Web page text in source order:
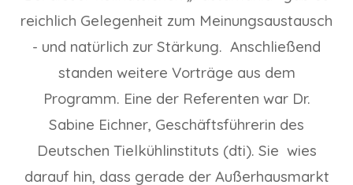
reichlich Gelegenheit zum Meinungsaustausch
- und natürlich zur Stärkung. Anschließend
standen weitere Vorträge aus dem
Programm. Eine der Referenten war Dr.
Sabine Eichner, Geschäftsführerin des
Deutschen Tielkühlinstituts (dti). Sie wies
darauf hin, dass gerade der Außerhausmarkt